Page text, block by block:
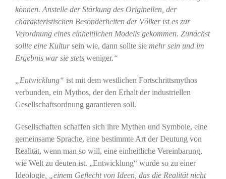
können. Anstelle der Stärkung des Originellen, der
charakteristischen Besonderheiten der Völker ist es zur
Verordnung eines einheitlichen Modells gekommen. Zunächst
sollte eine Kultursein wie, dann sollte sie mehr sein und im
Ergebnis war sie stets weniger.“
„Entwicklung“ ist mit dem westlichen Fortschrittsmythos
verbunden, ein Mythos, der den Erhalt der industriellen
Gesellschaftsordnung garantieren soll.
Gesellschaften schaffen sich ihre Mythen und Symbole, eine
gemeinsame Sprache, eine bestimmte Art der Deutung von
Realität, wenn man so will, eine einheitliche Vereinbarung,
wie Welt zu deuten ist. „Entwicklung“ wurde so zu einer
Ideologie, „einem Geflecht von Ideen, das die Realität nicht